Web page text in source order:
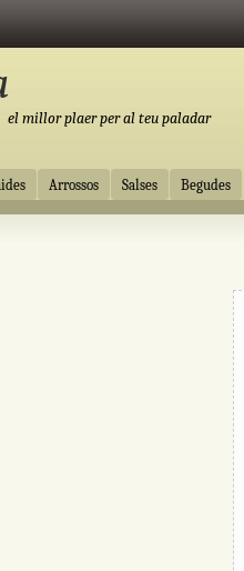
el millor plaer per al teu paladar
Arrossos Salses Begudes